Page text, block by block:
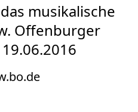
musikalische
Offenburger